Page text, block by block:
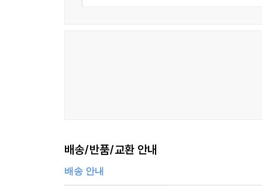
100% 투명한 세상
종이신문은 끝장인가
배송/반품/교환 안내
배송 안내